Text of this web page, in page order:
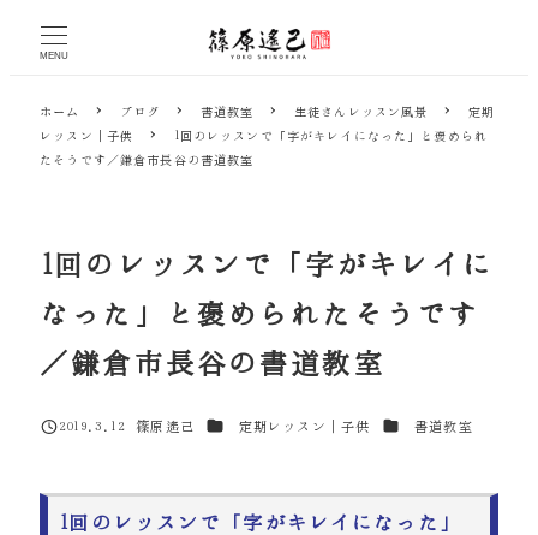
MENU
ホーム ブログ 書道教室 生徒さんレッスン風景
定期
レッスン｜子供
1回のレッスンで「字がキレイになった」と褒められ
たそうです／鎌倉市長谷の書道教室
1回のレッスンで「字がキレイに
なった」と褒められたそうです
／鎌倉市長谷の書道教室
投稿日
2019.3.12
篠原遙己 カテゴリー
定期レッスン｜子供 カテゴリー
書道教室
1回のレッスンで「字がキレイになった」